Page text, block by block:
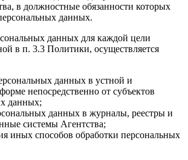
в должностные обязанности которых
данных.
данных для каждой цели
в п. 3.3 Политики, осуществляется
данных в устной и
непосредственно от субъектов
данных;
данных в журналы, реестры и
системы Агентства;
иных способов обработки персональных